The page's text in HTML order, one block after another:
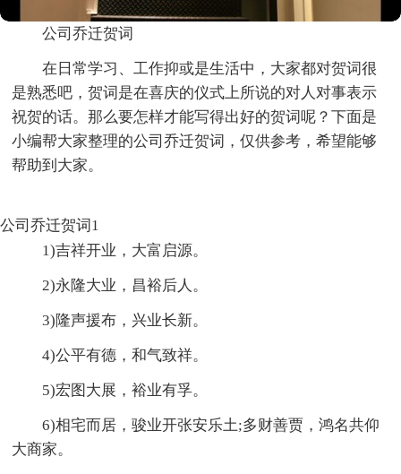
公司乔迁贺词
在日常学习、工作抑或是生活中，大家都对贺词很
是熟悉吧，贺词是在喜庆的仪式上所说的对人对事表示
祝贺的话。那么要怎样才能写得出好的贺词呢？下面是
小编帮大家整理的公司乔迁贺词，仅供参考，希望能够
帮助到大家。
公司乔迁贺词1
1)吉祥开业，大富启源。
2)永隆大业，昌裕后人。
3)隆声援布，兴业长新。
4)公平有德，和气致祥。
5)宏图大展，裕业有孚。
6)相宅而居，骏业开张安乐土;多财善贾，鸿名共仰
大商家。